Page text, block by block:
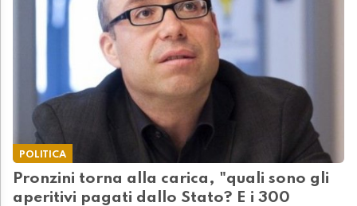
POLITICA
Pronzini torna alla carica, "quali sono gli
aperitivi pagati dallo Stato? E i 300